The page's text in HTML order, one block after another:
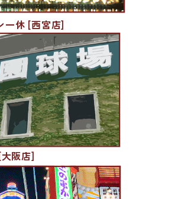
一休 [西宮店]
阪店]